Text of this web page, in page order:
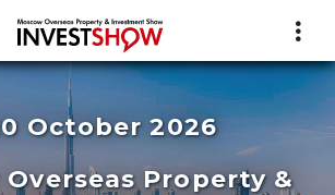
October 2026
Overseas Property &